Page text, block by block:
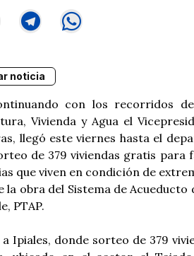
noticia
con los recorridos
Vivienda y Agua el
llegó este viernes hasta el
de 379 viviendas gratis para
que viven en condición de
la obra del Sistema de
PTAP.
a Ipiales, donde sorteo de 379